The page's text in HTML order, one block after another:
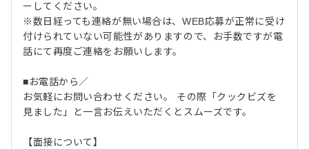
ーしてください。
※数日経っても連絡が無い場合は、WEB応募が正常に受け
付けられていない可能性がありますので、お手数ですが電
話にて再度ご連絡をお願いします。
■お電話から／
お気軽にお問い合わせください。 その際「クックビズを
見ました」と一言お伝えいただくとスムーズです。
【面接について】